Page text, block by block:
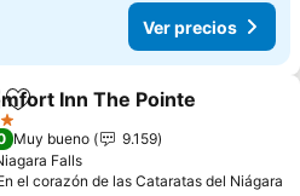
Ver precios
Agregar a favoritos
Inn The Pointe
Muy bueno
9.159
Falls
el corazón de las Cataratas del Niágara